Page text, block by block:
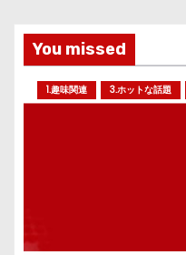
You missed
1.趣味関連 3.ホットな話題